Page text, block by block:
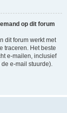
op dit forum
dit forum werkt met
traceren. Het beste
e-mailen, inclusief
e-mail stuurde).